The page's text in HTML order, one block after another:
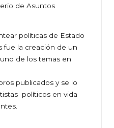
de Asuntos
políticas de Estado
fue la creación de un
de los temas en
publicados y se lo
políticos en vida